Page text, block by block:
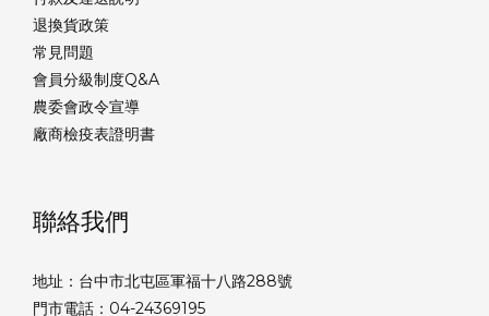
退換貨政策
常見問題
會員分級制度Q&A
農委會政令宣導
廠商檢疫表證明書
聯絡我們
地址：台中市北屯區軍福十八路288號
門市電話：04-24369195